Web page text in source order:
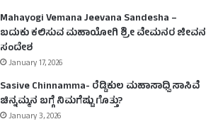
Mahayogi Vemana Jeevana Sandesha –
ಬದುಕು ಕಲಿಸುವ ಮಹಾಯೋಗಿ ಶ್ರೀ ವೇಮನರ ಜೀವನ
ಸಂದೇಶ
January 17, 2026
Sasive Chinnamma- ರೆಡ್ಡಿಕುಲ ಮಹಾಸಾಧ್ವಿ ಸಾಸಿವೆ
ಚಿನ್ನಮ್ಮನ ಬಗ್ಗೆ ನಿಮಗೆಷ್ಟು ಗೊತ್ತು?
January 3, 2026